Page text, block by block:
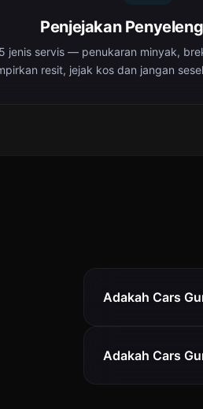
Penjejakan
jenis servis — penukaran minyak,
resit, jejak kos dan jangan
Adakah Cars
Adakah Cars